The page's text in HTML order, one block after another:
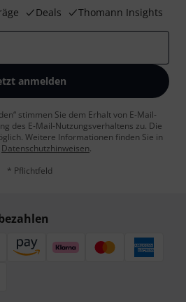
Deals Thomann Insights
anmelden
stimmen Sie dem Erhalt von E-Mail-
des E-Mail-Nutzungsverhaltens zu. Die
Weitere Informationen finden Sie in
Datenschutzhinweisen.
* Pflichtfeld